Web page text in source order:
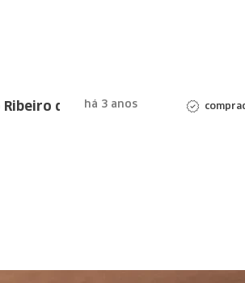
da silvahá 3 anos